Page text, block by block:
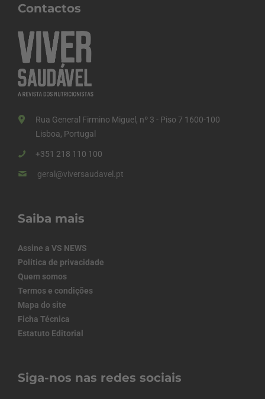
Contactos
Rua General Firmino Miguel, nº 3 - Piso 7 1600-100
Lisboa, Portugal
+351 218 110 100
geral@viversaudavel.pt
Saiba mais
Assine a VS NEWS
Política de privacidade
Quem somos
Termos e condições
Mapa do site
Ficha Técnica
Estatuto Editorial
Siga-nos nas redes sociais